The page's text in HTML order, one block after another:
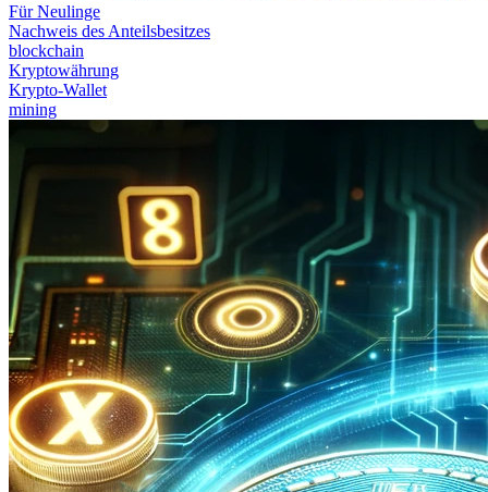
Für Neulinge
Nachweis des Anteilsbesitzes
blockchain
Kryptowährung
Krypto-Wallet
mining